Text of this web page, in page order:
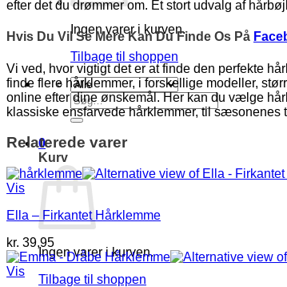
Ingen varer i kurven.
Tilbage til shoppen
Søg
efter:
0
Kurv
Ingen varer i kurven.
Tilbage til shoppen
efter det du drømmer om. Et stort udvalg af
Hvis Du Vil Se Mere Kan Du Finde Os På
Vi ved, hvor vigtigt det er at finde den perfekte
finde flere hårklemmer, i forskellige modeller,
online efter dine ønskemål. Her kan du vælge
klassiske ensfarvede hårklemmer, til sæsonenes
Relaterede varer
Vis
Ella – Firkantet Hårklemme
kr. 39,95
Vis